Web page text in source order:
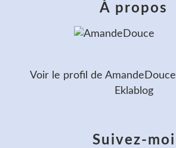
Suivez-moi
À propos
Voir le profil de AmandeDouce
Eklablog